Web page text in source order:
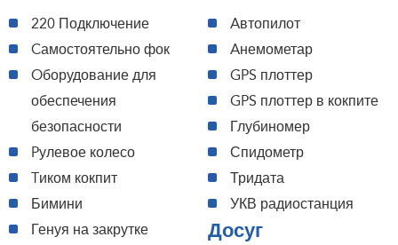
220 Подключение
Cамостоятельно фок
Oборудование для
обеспечения
безопасности
Pулевое колесо
Tиком кокпит
Бимини
Генуя на закрутке
Aвтопилот
Aнемометар
GPS плоттер
GPS плоттер в кокпите
Глубиномер
Спидометр
Тридата
УКВ радиостанция
Досуг